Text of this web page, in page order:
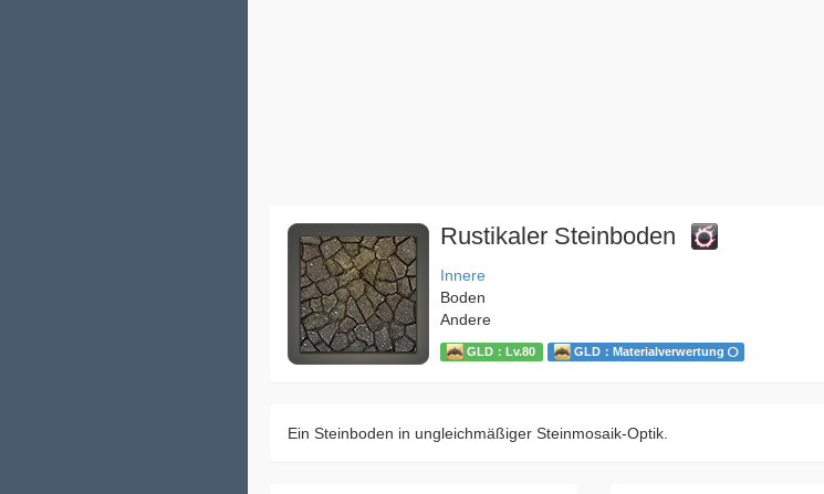
Rustikaler Steinboden
Innere
Boden
Andere
GLD：Lv.80 GLD：Materialverwertung
Ein Steinboden in ungleichmäßiger Steinmosaik-Optik.